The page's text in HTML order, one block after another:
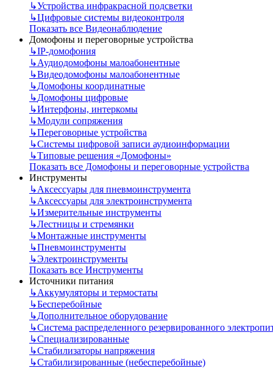
↳Устройства инфракрасной подсветки
↳Цифровые системы видеоконтроля
Показать все Видеонаблюдение
Домофоны и переговорные устройства
↳IP-домофония
↳Аудиодомофоны малоабонентные
↳Видеодомофоны малоабонентные
↳Домофоны координатные
↳Домофоны цифровые
↳Интерфоны, интеркомы
↳Модули сопряжения
↳Переговорные устройства
↳Системы цифровой записи аудиоинформации
↳Типовые решения «Домофоны»
Показать все Домофоны и переговорные устройства
Инструменты
↳Аксессуары для пневмоинструмента
↳Аксессуары для электроинструмента
↳Измерительные инструменты
↳Лестницы и стремянки
↳Монтажные инструменты
↳Пневмоинструменты
↳Электроинструменты
Показать все Инструменты
Источники питания
↳Аккумуляторы и термостаты
↳Бесперебойные
↳Дополнительное оборудование
↳Система распределенного резервированного
↳Специализированные
↳Стабилизаторы напряжения
↳Стабилизированные (небесперебойные)